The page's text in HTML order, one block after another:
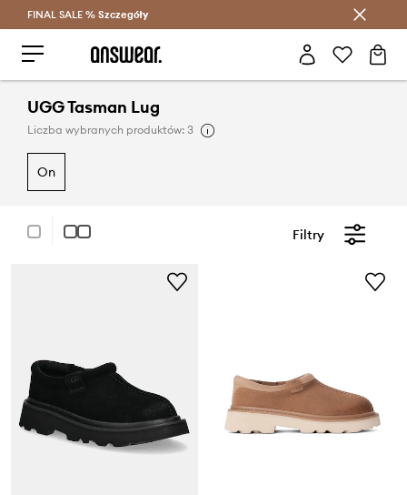
Oszczędzaj z Answear Club >
FINAL SALE % Szczegóły
UGG Tasman Lug
Liczba wybranych produktów: 3
on
Filtry